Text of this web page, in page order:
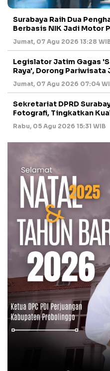
Surabaya Raih Dua
Berbasis NIK Jadi Motor
Jumat, 07 Agu 2026 13:28
Legislator Jatim Gagas
Raya', Dorong Pariwisata
Jumat, 07 Agu 2026 07:04
Sekretariat DPRD
Fotografi, Tingkatkan
Rabu, 05 Agu 2026 15:31 WIB